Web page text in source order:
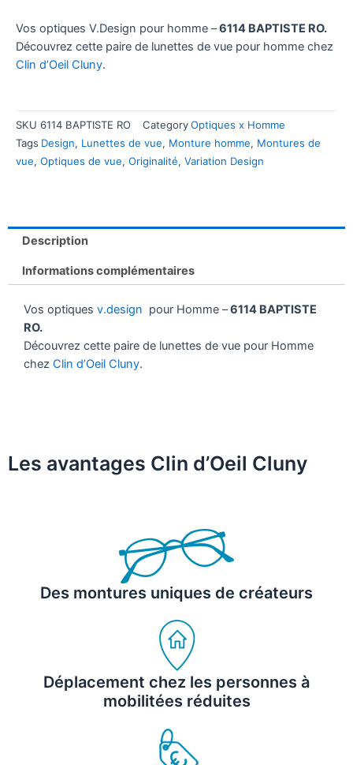
Vos optiques V.Design pour homme –6114 BAPTISTE RO.
Découvrez cette paire de lunettes de vue pour homme chez
Clin d’Oeil Cluny.
SKU 6114 BAPTISTE RO CategoryOptiques x Homme
Tags Design, Lunettes de vue, Monture homme, Montures de
vue, Optiques de vue, Originalité, Variation Design
Description
Informations complémentaires
Vos optiques v.design pour Homme –6114 BAPTISTE
RO.
Découvrez cette paire de lunettes de vue pour Homme
chez Clin d’Oeil Cluny.
Les avantages Clin d’Oeil Cluny
Des montures uniques de créateurs
Déplacement chez les personnes à
mobilitées réduites